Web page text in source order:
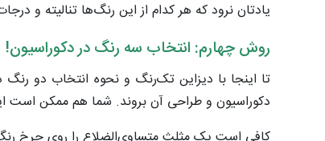
یادتان نرود که هر کدام از این رنگ‌ها تنالیته و
روش چهارم: انتخاب سه رنگ در دکوراسیون!
تا اینجا با دیزاین تک‌رنگ و نحوه انتخاب دو
دکوراسیون و طراحی آن بروند. شما هم ممکن است